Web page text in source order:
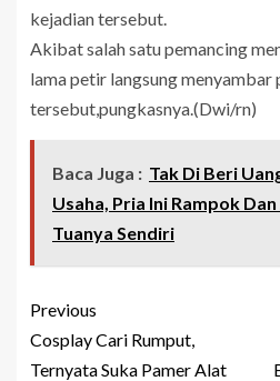
kejadian tersebut.
Akibat salah satu pemancing
lama petir langsung menyambar
tersebut,pungkasnya.(Dwi/rn)
Baca Juga : Tak Di Beri
Usaha, Pria Ini Rampok
Tuanya Sendiri
Previous
Cosplay Cari Rumput,
Ternyata Suka Pamer Alat